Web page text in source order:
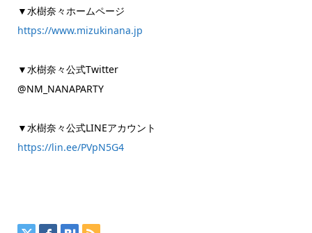
▼水樹奈々ホームページ
https://www.mizukinana.jp
▼水樹奈々公式Twitter
@NM_NANAPARTY
▼水樹奈々公式LINEアカウント
https://lin.ee/PVpN5G4